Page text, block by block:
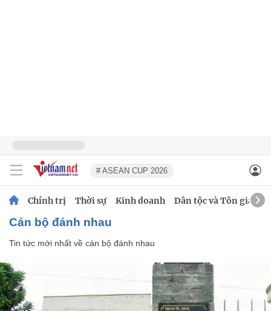
# ASEAN CUP 2026
Chính trị Thời sự Kinh doanh Dân tộc và Tôn giáo
cán bộ đánh nhau
Tin tức mới nhất về cán bộ đánh nhau